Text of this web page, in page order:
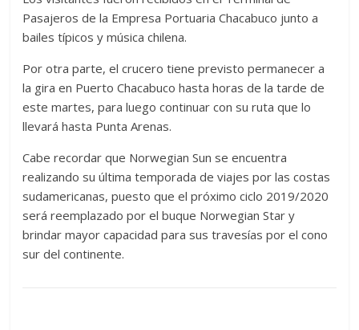
Pasajeros de la Empresa Portuaria Chacabuco junto a
bailes típicos y música chilena.
Por otra parte, el crucero tiene previsto permanecer a
la gira en Puerto Chacabuco hasta horas de la tarde de
este martes, para luego continuar con su ruta que lo
llevará hasta Punta Arenas.
Cabe recordar que Norwegian Sun se encuentra
realizando su última temporada de viajes por las costas
sudamericanas, puesto que el próximo ciclo 2019/2020
será reemplazado por el buque Norwegian Star y
brindar mayor capacidad para sus travesías por el cono
sur del continente.